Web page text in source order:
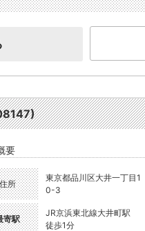
要
住所
東京都品川区大井一丁目1
0-3
寄駅
JR京浜東北線大井町駅
徒歩1分